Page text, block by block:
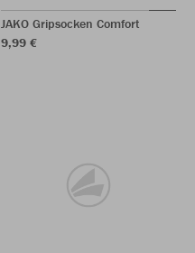
JAKO Gripsocken Comfort
9,99 €